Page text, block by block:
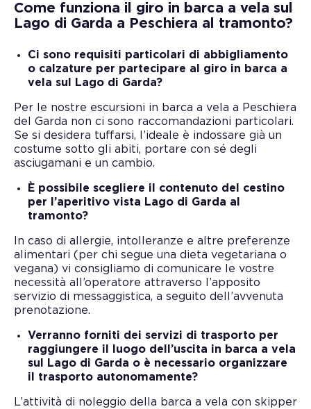
Come funziona il giro in barca a vela sul
Lago di Garda a Peschiera al tramonto?
Ci sono requisiti particolari di abbigliamento
o calzature per partecipare al giro in barca a
vela sul Lago di Garda?
Per le nostre escursioni in barca a vela a Peschiera
del Garda non ci sono raccomandazioni particolari.
Se si desidera tuffarsi, l’ideale è indossare già un
costume sotto gli abiti, portare con sé degli
asciugamani e un cambio.
È possibile scegliere il contenuto del cestino
per l’aperitivo vista Lago di Garda al
tramonto?
In caso di allergie, intolleranze e altre preferenze
alimentari (per chi segue una dieta vegetariana o
vegana) vi consigliamo di comunicare le vostre
necessità all’operatore attraverso l’apposito
servizio di messaggistica, a seguito dell’avvenuta
prenotazione.
Verranno forniti dei servizi di trasporto per
raggiungere il luogo dell’uscita in barca a vela
sul Lago di Garda o è necessario organizzare
il trasporto autonomamente?
L’attività di noleggio della barca a vela con skipper